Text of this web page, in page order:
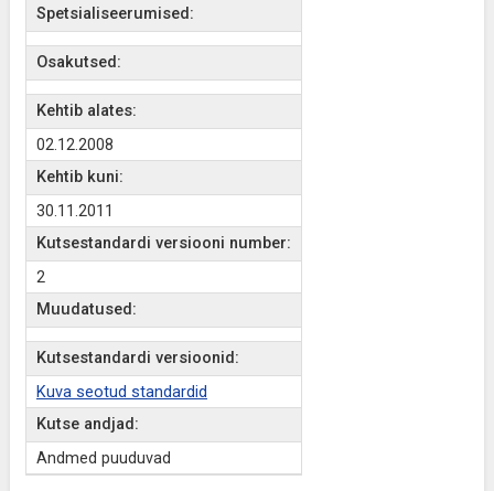
Spetsialiseerumised:
Osakutsed:
Kehtib alates:
02.12.2008
Kehtib kuni:
30.11.2011
Kutsestandardi versiooni number:
2
Muudatused:
Kutsestandardi versioonid:
Kuva seotud standardid
Kutse andjad:
Andmed puuduvad